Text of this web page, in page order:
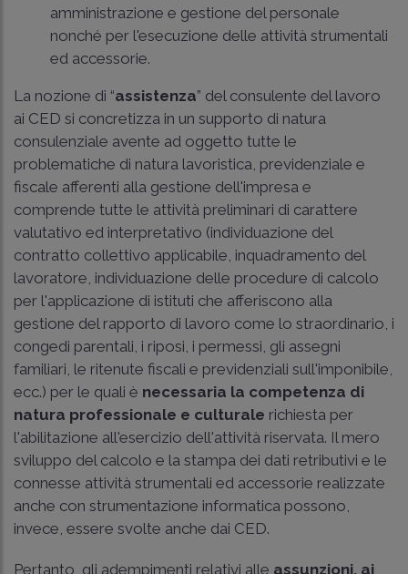
amministrazione e gestione del personale
nonché per l'esecuzione delle attività strumentali
ed accessorie.
La nozione di “assistenza” del consulente del lavoro
ai CED si concretizza in un supporto di natura
consulenziale avente ad oggetto tutte le
problematiche di natura lavoristica, previdenziale e
fiscale afferenti alla gestione dell'impresa e
comprende tutte le attività preliminari di carattere
valutativo ed interpretativo (individuazione del
contratto collettivo applicabile, inquadramento del
lavoratore, individuazione delle procedure di calcolo
per l'applicazione di istituti che afferiscono alla
gestione del rapporto di lavoro come lo straordinario, i
congedi parentali, i riposi, i permessi, gli assegni
familiari, le ritenute fiscali e previdenziali sull'imponibile,
ecc.) per le quali è necessaria la competenza di
natura professionale e culturale richiesta per
l'abilitazione all'esercizio dell'attività riservata. Il mero
sviluppo del calcolo e la stampa dei dati retributivi e le
connesse attività strumentali ed accessorie realizzate
anche con strumentazione informatica possono,
invece, essere svolte anche dai CED.
Pertanto, gli adempimenti relativi alle assunzioni, ai